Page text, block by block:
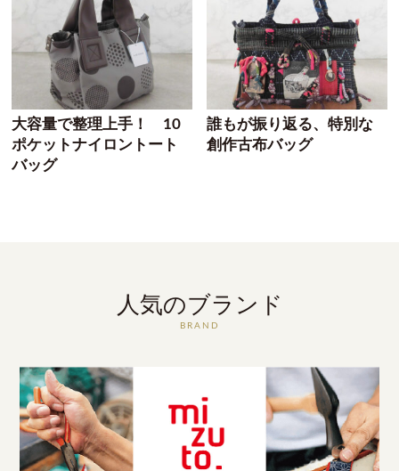
大容量で整理上手！ 10
ポケットナイロントート
バッグ
誰もが振り返る、特別な
創作古布バッグ
人気のブランド
BRAND